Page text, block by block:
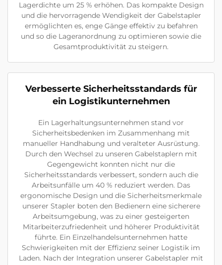
Lagerdichte um 25 % erhöhen. Das kompakte Design
und die hervorragende Wendigkeit der Gabelstapler
ermöglichten es, enge Gänge effektiv zu befahren
und so die Lageranordnung zu optimieren sowie die
Gesamtproduktivität zu steigern.
Verbesserte Sicherheitsstandards für
ein Logistikunternehmen
Ein Lagerhaltungsunternehmen stand vor
Sicherheitsbedenken im Zusammenhang mit
manueller Handhabung und veralteter Ausrüstung.
Durch den Wechsel zu unseren Gabelstaplern mit
Gegengewicht konnten nicht nur die
Sicherheitsstandards verbessert, sondern auch die
Arbeitsunfälle um 40 % reduziert werden. Das
ergonomische Design und die Sicherheitsmerkmale
unserer Stapler boten den Bedienern eine sicherere
Arbeitsumgebung, was zu einer gesteigerten
Mitarbeiterzufriedenheit und höherer Produktivität
führte. Ein Einzelhandelsunternehmen hatte
Schwierigkeiten mit der Effizienz seiner Logistik im
Laden. Nach der Integration unserer Gabelstapler mit